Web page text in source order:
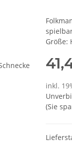
Größe:
inkl.
(Sie